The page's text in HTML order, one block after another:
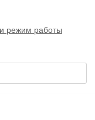
режим работы